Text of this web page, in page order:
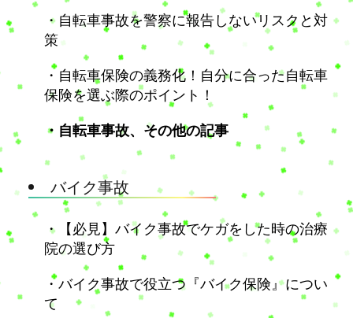
・自転車事故を警察に報告しないリスクと対
策
・自転車保険の義務化！自分に合った自転車
保険を選ぶ際のポイント！
・自転車事故、その他の記事
バイク事故
・【必見】バイク事故でケガをした時の治療
院の選び方
・バイク事故で役立つ『バイク保険』につい
て